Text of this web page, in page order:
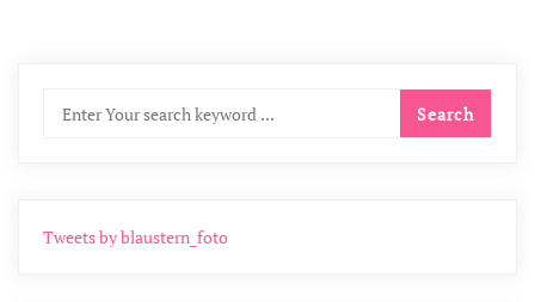
Tweets by blaustern_foto